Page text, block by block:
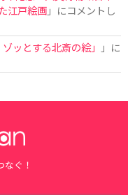
江戸絵画」にコメントし
ッとする北斎の絵」
」に
なぐ！